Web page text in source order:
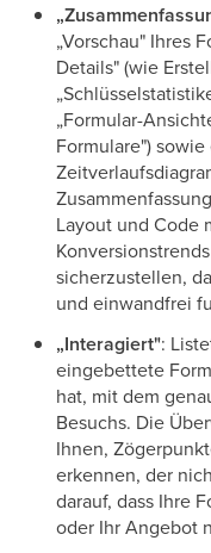
„Vorschau" Ihres
Details" (wie
„Formular-
Formulare")
Layout und Code
sicherzustellen,
und einwandfrei
„Interagiert":
eingebettete
hat, mit dem
Besuchs. Die
Ihnen,
erkennen, der
darauf, dass Ihre
oder Ihr Angebot